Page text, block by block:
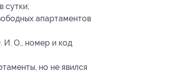
сутки;
апартаментов
И. О., номер и код
но не явился